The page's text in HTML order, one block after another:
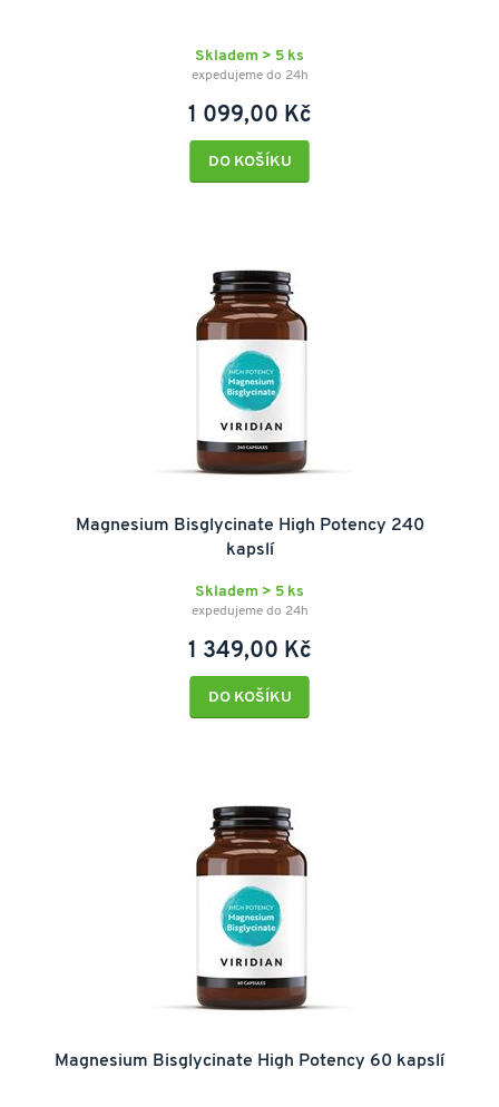
Skladem > 5 ks
expedujeme do 24h
1 099,00 Kč
DO KOŠÍKU
Magnesium Bisglycinate High Potency 240
kapslí
Skladem > 5 ks
expedujeme do 24h
1 349,00 Kč
DO KOŠÍKU
Magnesium Bisglycinate High Potency 60 kapslí